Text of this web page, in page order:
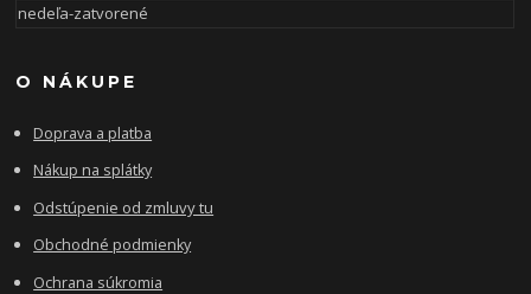
nedeľa-zatvorené
O NÁKUPE
Doprava a platba
Nákup na splátky
Odstúpenie od zmluvy tu
Obchodné podmienky
Ochrana súkromia